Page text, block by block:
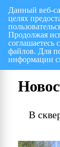
В
Данный веб-
целях
Продолжая
соглашаетесь
файлов. Для
информации